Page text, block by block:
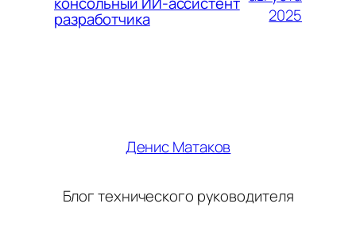
разработчика
2025
Денис Матаков
Блог технического руководителя